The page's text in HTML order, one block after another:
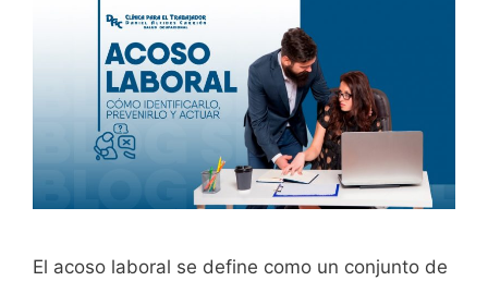
El acoso laboral se define como un conjunto de